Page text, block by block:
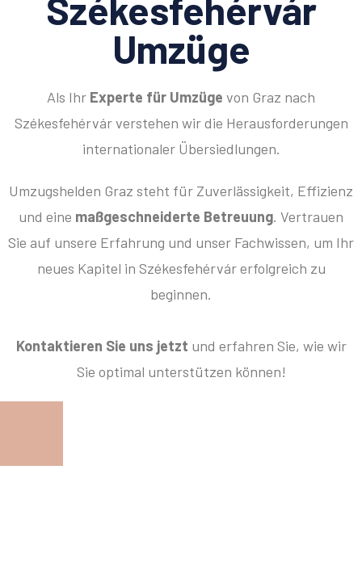
Székesfehérvár
Umzüge
Als Ihr Experte für Umzüge von Graz nach
Székesfehérvár verstehen wir die Herausforderungen
internationaler Übersiedlungen.
Umzugshelden Graz steht für Zuverlässigkeit, Effizienz
und eine maßgeschneiderte Betreuung. Vertrauen
Sie auf unsere Erfahrung und unser Fachwissen, um Ihr
neues Kapitel in Székesfehérvár erfolgreich zu
beginnen.
Kontaktieren Sie uns jetzt und erfahren Sie, wie wir
Sie optimal unterstützen können!